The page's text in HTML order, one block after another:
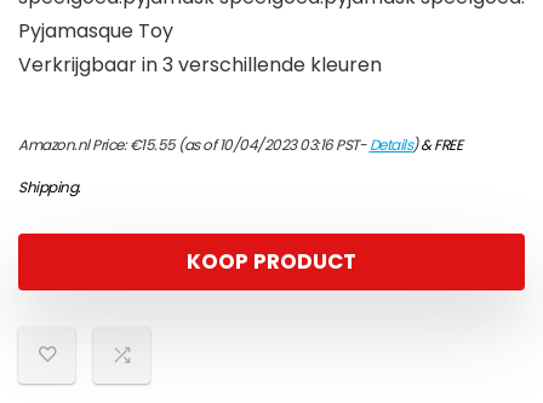
Pyjamasque Toy
Verkrijgbaar in 3 verschillende kleuren
Amazon.nl Price:€15.55(as of 10/04/2023 03:16 PST-Details)&FREE
Shipping.
KOOP PRODUCT